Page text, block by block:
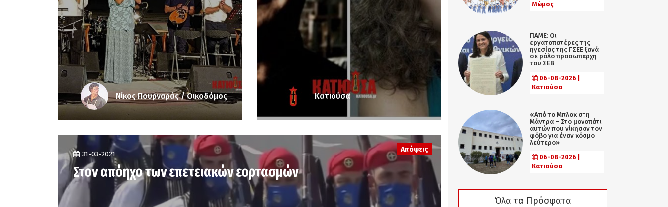
Νίκος Πουρναράς / Οικοδόμος Κατιούσα
Απόψεις
31-03-2021
Στον απόηχο των επετειακών εορτασμών
Μώμος
ΠΑΜΕ: Οι
εργατοπατέρες της
ηγεσίας της ΓΣΕΕ ξανά
σε ρόλο προσωπάρχη
του ΣΕΒ
06-08-2026 |
Κατιούσα
«Από το Μπλοκ στη
Μάντρα – Στο μονοπάτι
αυτών που νίκησαν τον
φόβο για έναν κόσμο
λεύτερο»
06-08-2026 |
Κατιούσα
Όλα τα Πρόσφατα